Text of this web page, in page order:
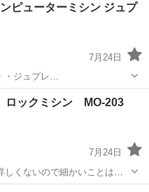
ピューターミシン ジュプ
7月24日
コンピューターミシン ・ジュプレ…
JUKI
ックミシン MO-203
7月24日
くないので細かいことはわ